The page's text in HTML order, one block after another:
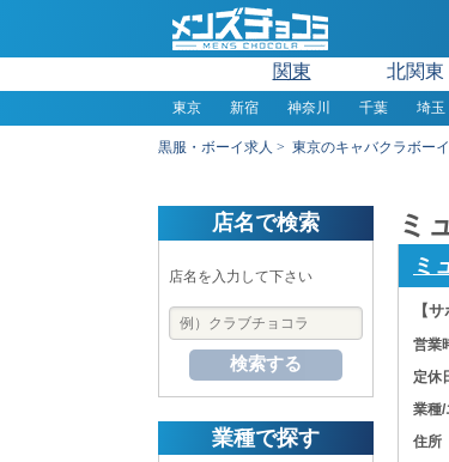
関東 北関東
東京 新宿 神奈川 千葉 埼玉
黒服・ボーイ求人 東京のキャバクラボー
店名で検索
店名を入力して下さい
検索する
業種で探す
ミ
ミ
【
営業
定休
業種/
住所